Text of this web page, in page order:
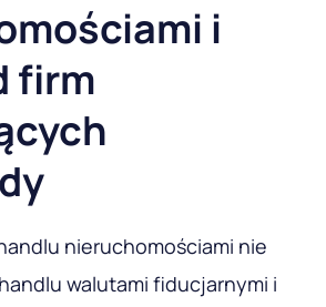
i
firm
nieruchomościami nie
walutami fiducjarnymi i